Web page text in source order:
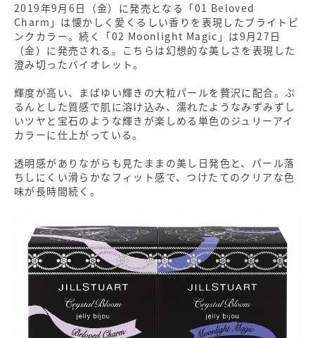
2019年9月6日（金）に発売となる「01 Beloved
Charm」は懐かしく愛くるしい香りを表現したブライトピ
ンクカラー。続く「02 Moonlight Magic」は9月27日
（金）に発売される。こちらは幻想的な美しさを表現した
澄み切ったバイオレット。
輝度が高い、まばゆい輝きの大粒パールを贅沢に配合。ぷ
るんとした質感で肌に溶け込み、濡れたようなみずみずし
いツヤと宝石のような輝きが楽しめる単色のジュリーアイ
カラーに仕上がっている。
透明感がありながらも見たままの美し日発色と、パール落
ちしにくい滑らかなフィット感で、つけたてのクリアな色
味が長時間続く。